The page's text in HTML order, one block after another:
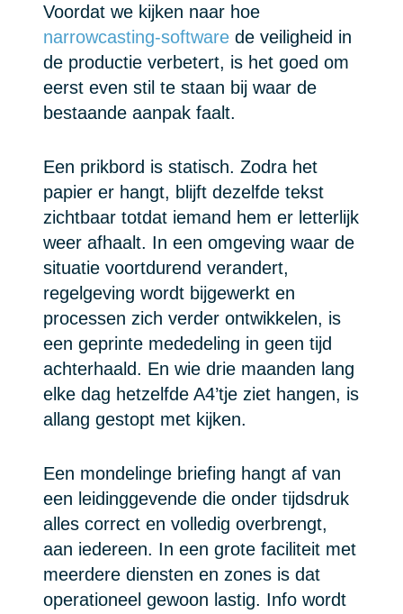
Voordat we kijken naar hoe
narrowcasting-software de veiligheid in
de productie verbetert, is het goed om
eerst even stil te staan bij waar de
bestaande aanpak faalt.
Een prikbord is statisch. Zodra het
papier er hangt, blijft dezelfde tekst
zichtbaar totdat iemand hem er letterlijk
weer afhaalt. In een omgeving waar de
situatie voortdurend verandert,
regelgeving wordt bijgewerkt en
processen zich verder ontwikkelen, is
een geprinte mededeling in geen tijd
achterhaald. En wie drie maanden lang
elke dag hetzelfde A4’tje ziet hangen, is
allang gestopt met kijken.
Een mondelinge briefing hangt af van
een leidinggevende die onder tijdsdruk
alles correct en volledig overbrengt,
aan iedereen. In een grote faciliteit met
meerdere diensten en zones is dat
operationeel gewoon lastig. Info wordt